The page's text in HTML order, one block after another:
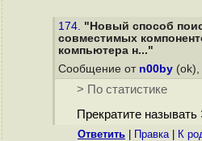
174. "Новый способ
совместимых
компьютера н..."
Сообщение от n00by
> По статистике
Прекратите
Ответить Правка| К